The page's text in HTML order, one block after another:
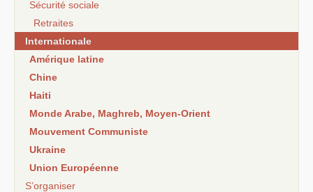
Sécurité sociale
Retraites
Internationale
Amérique latine
Chine
Haiti
Monde Arabe, Maghreb, Moyen-Orient
Mouvement Communiste
Ukraine
Union Européenne
S’organiser